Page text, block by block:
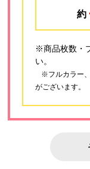
約
※商品枚数・
い。
※フルカラー
がございます。